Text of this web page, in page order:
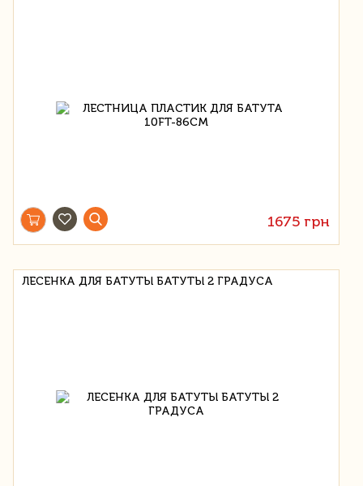
1675 грн
ЛЕСЕНКА ДЛЯ БАТУТЫ БАТУТЫ 2 ГРАДУСА